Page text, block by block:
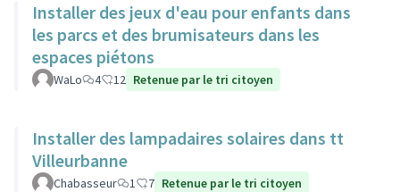
Installer des jeux d'eau pour enfants dans
les parcs et des brumisateurs dans les
espaces piétons
WaLo 4 12 Retenue par le tri citoyen
Installer des lampadaires solaires dans tt
Villeurbanne
Chabasseur 1 7 Retenue par le tri citoyen